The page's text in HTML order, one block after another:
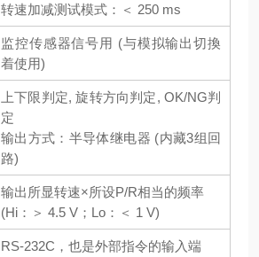
转速加减测试模式：＜ 250 ms
监控传感器信号用 (与模拟输出切換
着使用)
上下限判定, 旋转方向判定, OK/NG判
定
输出方式：半导体继电器 (内藏3组回
路)
输出所显转速×所设P/R相当的频率
(Hi：＞ 4.5 V；Lo：＜ 1 V)
RS-232C，也是外部指令的输入端